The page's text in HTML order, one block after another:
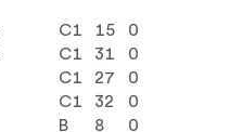
C1 15
0
C1 31
0
C1 27
0
C1 32
0
B 8
0